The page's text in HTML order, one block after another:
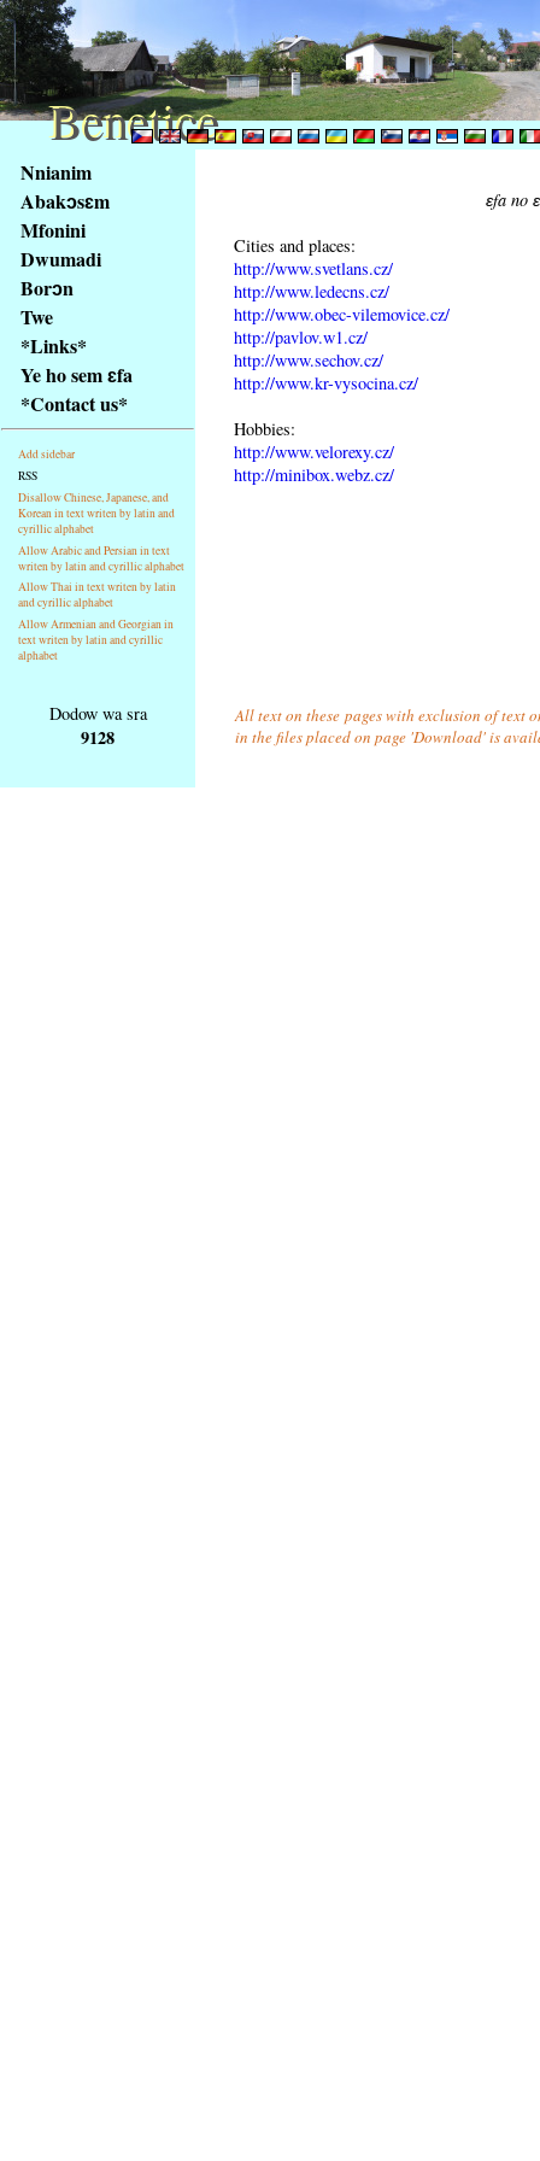
obsah
stránky
Klávesové
zkratky
tomto
webu
základní
Hlavní
strana
Nnianim
Abakɔsɛm
Mfonini
Dwumadi
Borɔn
Twe
*Links*
Ye ho sem ɛfa
*Contact us*
Add sidebar
RSS
Disallow Chinese, Japanese, and
Korean in text writen by latin and
cyrillic alphabet
Allow Arabic and Persian in text
writen by latin and cyrillic alphabet
Allow Thai in text writen by latin
and cyrillic alphabet
Allow Armenian and Georgian in
text writen by latin and cyrillic
alphabet
ɛfa no
Cities and places:
http://www.svetlans.cz/
http://www.ledecns.cz/
http://www.obec-vilemovice.cz/
http://pavlov.w1.cz/
http://www.sechov.cz/
http://www.kr-vysocina.cz/
Hobbies:
http://www.velorexy.cz/
http://minibox.webz.cz/
Dodow wa sra
9128
All text on these pages with exclusion of text
in the files placed on page 'Download' is
Benetice
Benetice